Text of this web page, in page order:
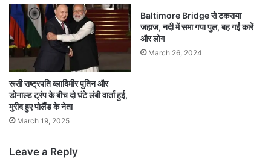
रूसी राष्ट्रपति व्लादिमीर पुतिन और
डोनाल्ड ट्रंप के बीच दो घंटे लंबी वार्ता हुई,
मुरीद हुए पोलैंड के नेता
March 19, 2025
Baltimore Bridge से टकराया
जहाज, नदी में समा गया पुल, बह गईं कारें
और लोग
March 26, 2024
Leave a Reply